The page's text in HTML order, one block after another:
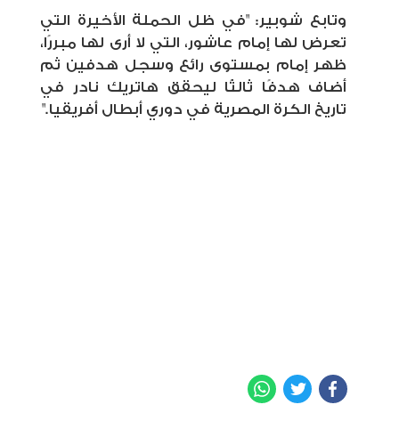
وتابع شوبير: "في ظل الحملة الأخيرة التي
تعرض لها إمام عاشور، التي لا أرى لها مبررًا،
ظهر إمام بمستوى رائع وسجل هدفين ثم
أضاف هدفًا ثالثًا ليحقق هاتريك نادر في
تاريخ الكرة المصرية في دوري أبطال أفريقيا."
Facebook
Twitter